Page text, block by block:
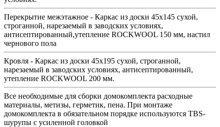
Перекрытие межэтажное - Каркас из доски 45х145 сухой,
строганной, нарезаемый в заводских условиях,
антисептированный,утепление ROCKWOOL 150 мм, настил
чернового пола
Кровля - Каркас из доски 45х195 сухой, строганной,
нарезаемый в заводских условиях, антисептированный,
утепление ROCKWOOL 200 мм.
Все необходимые для сборки домокомплекта расходные
материалы, метизы, герметик, пена. При монтаже
домокомплекта в обязательном порядке используются TBS-
шурупы c усиленной головкой